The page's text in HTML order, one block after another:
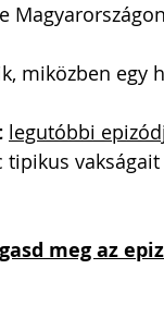
Skálázás
miközben egy
legutóbbi
meg az